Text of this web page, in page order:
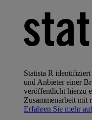
Statista R
und Anbieter einer
veröffentlicht hierzu
Zusammenarbeit mit
Erfahren Sie mehr